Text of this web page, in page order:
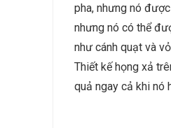
pha, nhưng nó
nhưng nó có thể
như cánh quạt và
Thiết kế họng xả
quả ngay cả khi nó